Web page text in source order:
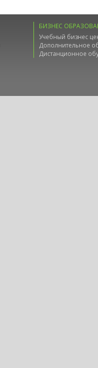
БИЗНЕС
Учебный бизнес
Дополнительное
Дистанционное